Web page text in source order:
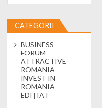
CATEGORII
BUSINESS
FORUM
ATTRACTIVE
ROMANIA
INVEST IN
ROMANIA
EDIȚIA I